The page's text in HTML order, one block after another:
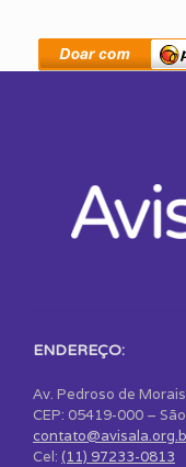
ENDEREÇO:
Av. Pedroso de
CEP: 05419-000 –
Cel: (11) 97233-0813